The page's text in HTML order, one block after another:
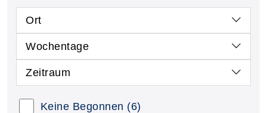
Ort
Wochentage
Zeitraum
Keine Begonnen (6)